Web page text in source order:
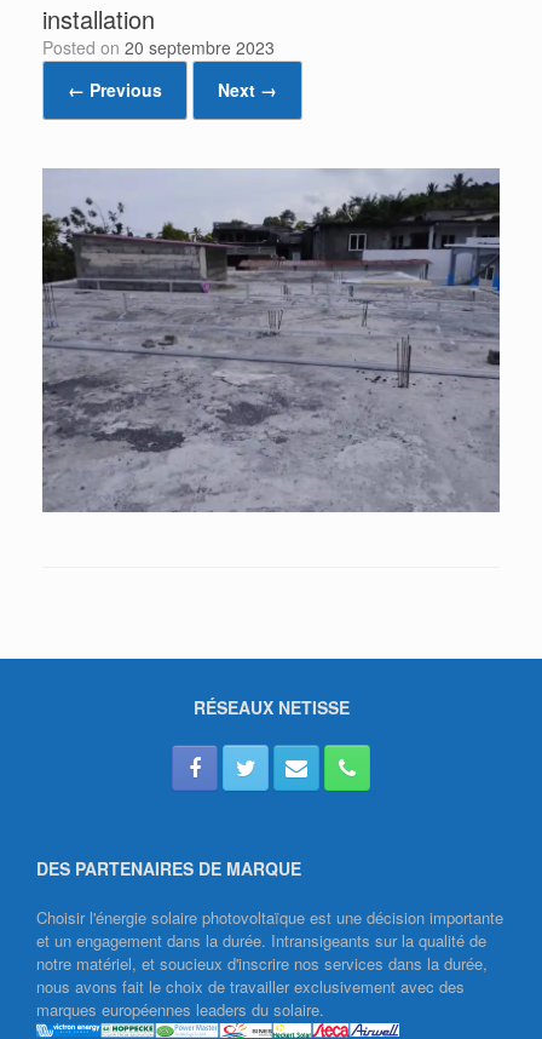
installation
Posted on 20 septembre 2023
← Previous
Next →
RÉSEAUX NETISSE
DES PARTENAIRES DE MARQUE
Choisir l'énergie solaire photovoltaïque est une décision importante
et un engagement dans la durée. Intransigeants sur la qualité de
notre matériel, et soucieux d'inscrire nos services dans la durée,
nous avons fait le choix de travailler exclusivement avec des
marques européennes leaders du solaire.